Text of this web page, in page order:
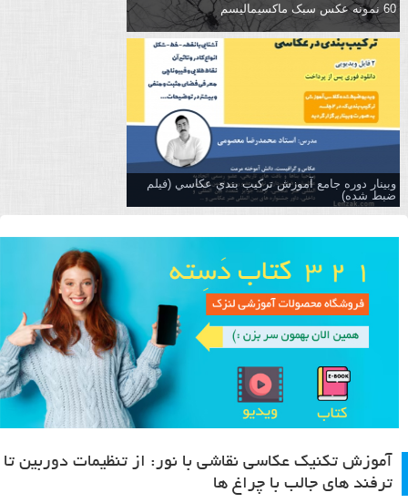
60 نمونه عکس سبک ماکسیمالیسم
وبینار دوره جامع آموزش تركيب بندي عكاسي (فیلم
ضبط شده)
آموزش تکنیک عکاسی نقاشی با نور: از تنظیمات دوربین تا
ترفند های جالب با چراغ ها